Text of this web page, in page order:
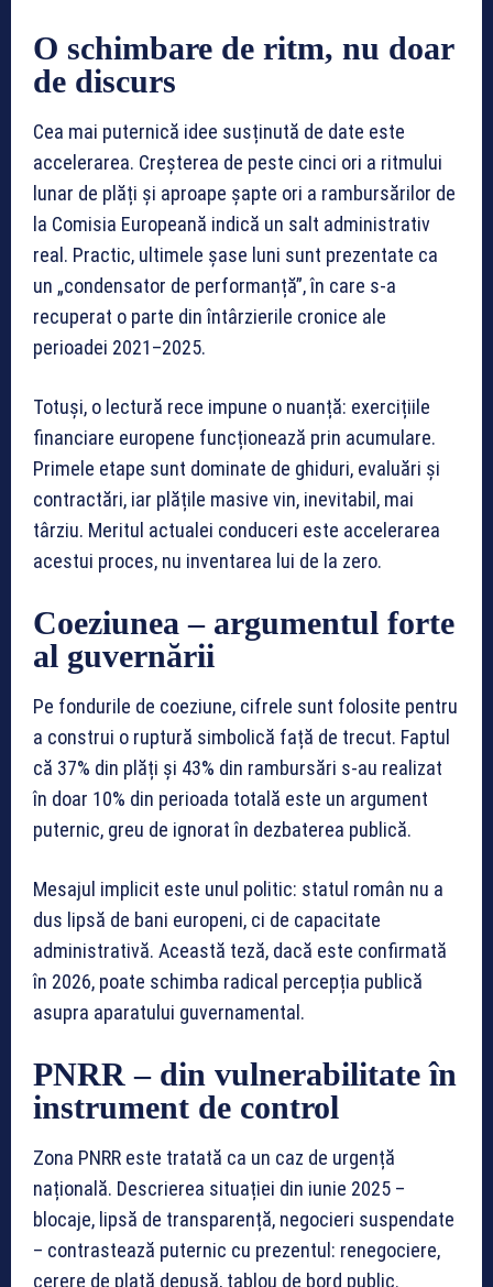
O schimbare de ritm, nu doar
de discurs
Cea mai puternică idee susținută de date este
accelerarea. Creșterea de peste cinci ori a ritmului
lunar de plăți și aproape șapte ori a rambursărilor de
la Comisia Europeană indică un salt administrativ
real. Practic, ultimele șase luni sunt prezentate ca
un „condensator de performanță”, în care s-a
recuperat o parte din întârzierile cronice ale
perioadei 2021–2025.
Totuși, o lectură rece impune o nuanță: exercițiile
financiare europene funcționează prin acumulare.
Primele etape sunt dominate de ghiduri, evaluări și
contractări, iar plățile masive vin, inevitabil, mai
târziu. Meritul actualei conduceri este accelerarea
acestui proces, nu inventarea lui de la zero.
Coeziunea – argumentul forte
al guvernării
Pe fondurile de coeziune, cifrele sunt folosite pentru
a construi o ruptură simbolică față de trecut. Faptul
că 37% din plăți și 43% din rambursări s-au realizat
în doar 10% din perioada totală este un argument
puternic, greu de ignorat în dezbaterea publică.
Mesajul implicit este unul politic: statul român nu a
dus lipsă de bani europeni, ci de capacitate
administrativă. Această teză, dacă este confirmată
în 2026, poate schimba radical percepția publică
asupra aparatului guvernamental.
PNRR – din vulnerabilitate în
instrument de control
Zona PNRR este tratată ca un caz de urgență
națională. Descrierea situației din iunie 2025 –
blocaje, lipsă de transparență, negocieri suspendate
– contrastează puternic cu prezentul: renegociere,
cerere de plată depusă, tablou de bord public.